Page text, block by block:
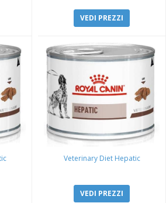
VEDI PREZZI
Veterinary Diet Hepatic
VEDI PREZZI